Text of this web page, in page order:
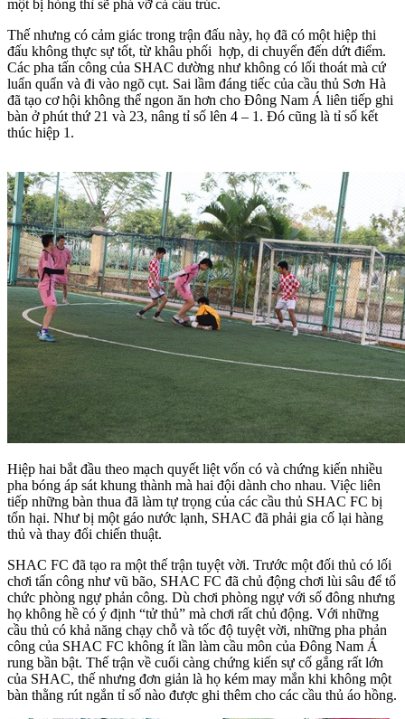
một bị hỏng thì sẽ phá vỡ cả cấu trúc.
Thế nhưng có cảm giác trong trận đấu này, họ đã có một hiệp thi
đấu không thực sự tốt, từ khâu phối hợp, di chuyển đến dứt điểm.
Các pha tấn công của SHAC dường như không có lối thoát mà cứ
luẩn quẩn và đi vào ngõ cụt. Sai lầm đáng tiếc của cầu thủ Sơn Hà
đã tạo cơ hội không thể ngon ăn hơn cho Đông Nam Á liên tiếp ghi
bàn ở phút thứ 21 và 23, nâng tỉ số lên 4 – 1. Đó cũng là tỉ số kết
thúc hiệp 1.
Hiệp hai bắt đầu theo mạch quyết liệt vốn có và chứng kiến nhiều
pha bóng áp sát khung thành mà hai đội dành cho nhau. Việc liên
tiếp những bàn thua đã làm tự trọng của các cầu thủ SHAC FC bị
tổn hại. Như bị một gáo nước lạnh, SHAC đã phải gia cố lại hàng
thủ và thay đổi chiến thuật.
SHAC FC đã tạo ra một thế trận tuyệt vời. Trước một đối thủ có lối
chơi tấn công như vũ bão, SHAC FC đã chủ động chơi lùi sâu để tổ
chức phòng ngự phản công. Dù chơi phòng ngự với số đông nhưng
họ không hề có ý định “tử thủ” mà chơi rất chủ động. Với những
cầu thủ có khả năng chạy chỗ và tốc độ tuyệt vời, những pha phản
công của SHAC FC không ít lần làm cầu môn của Đông Nam Á
rung bần bật. Thế trận về cuối càng chứng kiến sự cố gắng rất lớn
của SHAC, thế nhưng đơn giản là họ kém may mắn khi không một
bàn thằng rút ngắn tỉ số nào được ghi thêm cho các cầu thủ áo hồng.